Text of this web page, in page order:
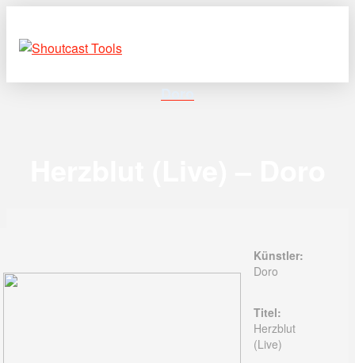
Doro
Künstler:
Doro
Titel:
Herzblut
(Live)